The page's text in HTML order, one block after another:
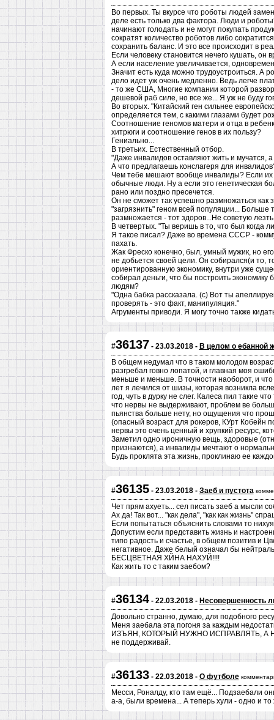
Во первых. Ты вкурсе что роботы людей
деле есть только два фактора. Люди и
начинают голодать и не могут покупать
сократят количество роботов либо
сохранить баланс. И это все происходит в
Если человеку становится нечего кушать, он
А если население увеличивается,
Значит есть куда можно трудоустроиться. А
дело идет уж очень медленно. Ведь легче
- то же США, Многие компании которой
дешевой раб силе, но все же... Я уж не буду
Во вторых. "Китайский ген сильнее
определяется тем, с какими глазами будет
Соотношение геномов матери и отца в
хитрюги и соотношение генов в их пользу?
Гениально...
В третьих. Естественный отбор.
"Даже инвалидов оставляют жить и мучатся, а
А что предлагаешь конслагеря для
Чем тебе мешают вообще инвалиды? Если их
обычные люди. Ну а если это генетическая
рано или поздно пресечется.
Он не сможет так успешно размножаться
"загрязнить" геном всей популяции...
размножается - тот здоров...Не советую
В четвертых. "Ты веришь в то, что был когда
Я такое писал? Даже во времена СССР -
пахать.
Жак Фреско конечно, был, умный мужик, но
не добьется своей цели. Он собирался(и то,
ориентированную экономику, внутри уже
собирал деньги, что бы построить
людям?
"Одна бабка рассказала. (с) Вот ты
проверять - это факт, манипуляция."
Агрументы приводи. Я могу точно также
#36137 - 23.03.2018 - В целом о ебанной
В общем недумал что в таком молодом
разгребал говно лопатой, и главная моя
меньше и меньше. В точности наоборот, и
лет я лечился от шизы, которая возникла
год, чуть в дурку не слег. Калеса пил такие
что нервы не выдерживают, проблем ве
пьянства больше нету, но ощущения что
(опасный возраст для рокеров, КУрт Кобейн
нервы это очень ценный и хрупкий ресурс,
Заметил одно ироничную вещь, здоровые
признаются), а инвалиды мечтают о
Будь проклята эта жизнь, проклинаю ее
#36135- 23.03.2018 - Заеб и пустота
Чет прям ахуеть... сел писать заеб а мысли
Ах да! Так вот... "как дела", "как как жизнь"
Если попытаться объяснить словами то
Допустим если представить жизнь и
типо радость и счастье, в общем позитив и
негативное. Даже белый означал бы
БЕСЦВЕТНАЯ ХЙНА НАХУЙ!!!!
Как жить то с таким заебом?
#36134- 22.03.2018 - Несовершенность
Довольно странно, думаю, для подобного
Меня заебала эта погоня за каждым
ИЗЪЯН, КОТОРЫЙ НУЖНО ИСПРАВЛЯТЬ, А НЕ
не поддерживай.
#36133- 22.03.2018 - О футболе
Месси, Роналду, кто там ещё... Подзаебали
а-а, были времена... А теперь хули - одно и то